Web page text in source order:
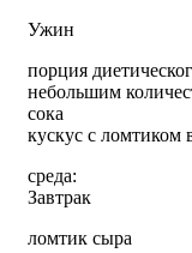
Ужин
порция
небольшим
сока
кускус с ломтиком
среда:
Завтрак
ломтик сыра